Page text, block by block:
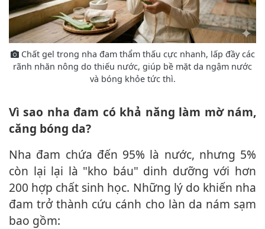
Chất gel trong nha đam thẩm thấu cực nhanh, lấp đầy các
rãnh nhăn nông do thiếu nước, giúp bề mặt da ngậm nước
và bóng khỏe tức thì.
Vì sao nha đam có khả năng làm mờ nám,
căng bóng da?
Nha đam chứa đến 95% là nước, nhưng 5%
còn lại lại là "kho báu" dinh dưỡng với hơn
200 hợp chất sinh học. Những lý do khiến nha
đam trở thành cứu cánh cho làn da nám sạm
bao gồm: